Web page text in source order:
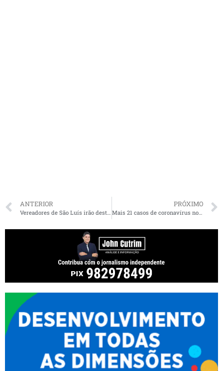
ANTERIOR PRÓXIMO
Mais 21 casos de coronavírus no Maranhão; o total agora é de 52